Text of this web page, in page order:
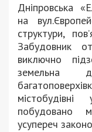
Дніпровська
на
структури,
Забудовник
виключно
земельна
побудовано
усупереч